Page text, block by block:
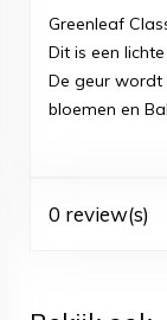
Greenleaf
Dit is een
De geur wordt
bloemen en
0 review(s)